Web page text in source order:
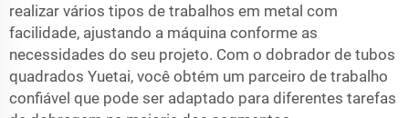
realizar vários tipos de trabalhos em metal com
facilidade, ajustando a máquina conforme as
necessidades do seu projeto. Com o dobrador de tubos
quadrados Yuetai, você obtém um parceiro de trabalho
confiável que pode ser adaptado para diferentes tarefas